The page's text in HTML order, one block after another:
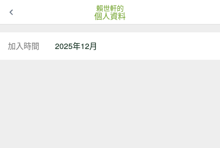
賴世軒的
個人資料
加入時間 2025年12月